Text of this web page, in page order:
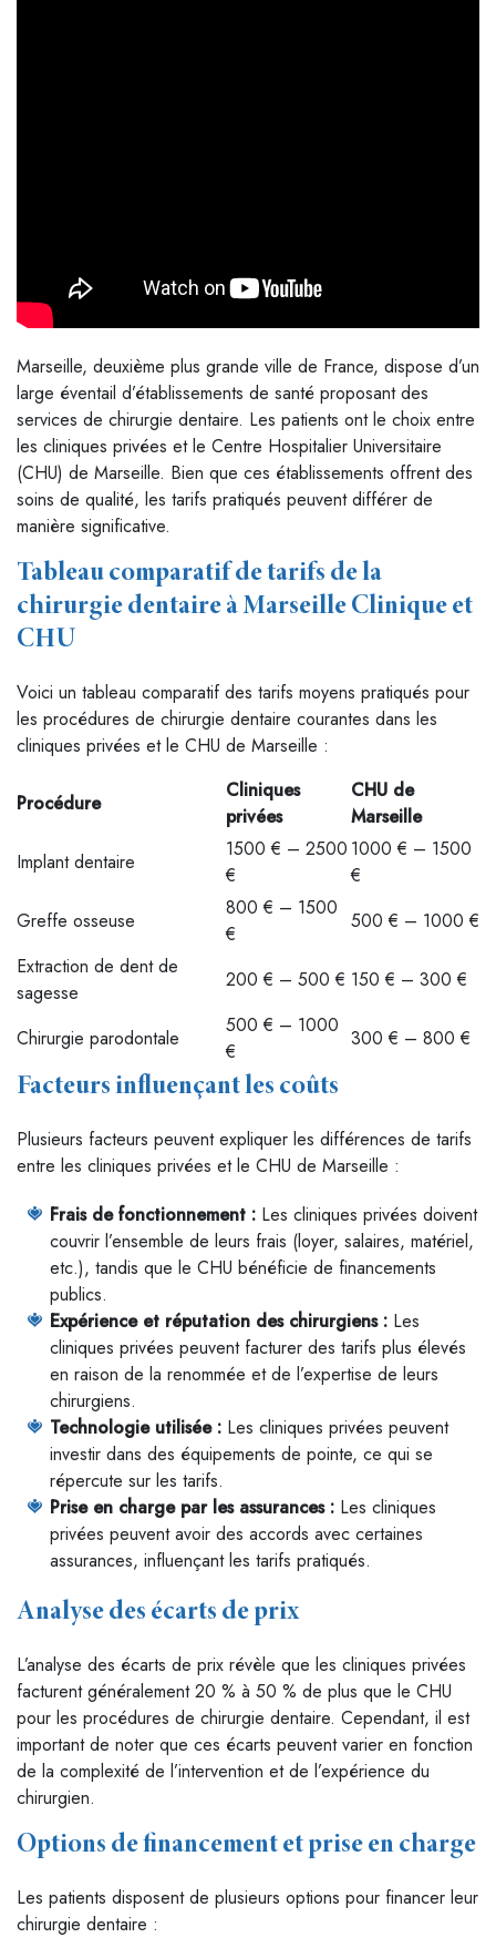
Marseille, deuxième plus grande ville de France, dispose d’un
large éventail d’établissements de santé proposant des
services de chirurgie dentaire. Les patients ont le choix entre
les cliniques privées et le Centre Hospitalier Universitaire
(CHU) de Marseille. Bien que ces établissements offrent des
soins de qualité, les tarifs pratiqués peuvent différer de
manière significative.
Tableau comparatif de tarifs de la
chirurgie dentaire à Marseille Clinique et
CHU
Voici un tableau comparatif des tarifs moyens pratiqués pour
les procédures de chirurgie dentaire courantes dans les
cliniques privées et le CHU de Marseille :
Procédure
Cliniques
privées
CHU de
Marseille
Implant dentaire
1500 € – 2500
€
1000 € – 1500
€
Greffe osseuse
800 € – 1500
€
500 € – 1000 €
Extraction de dent de
sagesse
200 € – 500 € 150 € – 300 €
Chirurgie parodontale
500 € – 1000
€
300 € – 800 €
Facteurs influençant les coûts
Plusieurs facteurs peuvent expliquer les différences de tarifs
entre les cliniques privées et le CHU de Marseille :
Frais de fonctionnement : Les cliniques privées doivent
couvrir l’ensemble de leurs frais (loyer, salaires, matériel,
etc.), tandis que le CHU bénéficie de financements
publics.
Expérience et réputation des chirurgiens : Les
cliniques privées peuvent facturer des tarifs plus élevés
en raison de la renommée et de l’expertise de leurs
chirurgiens.
Technologie utilisée : Les cliniques privées peuvent
investir dans des équipements de pointe, ce qui se
répercute sur les tarifs.
Prise en charge par les assurances : Les cliniques
privées peuvent avoir des accords avec certaines
assurances, influençant les tarifs pratiqués.
Analyse des écarts de prix
L’analyse des écarts de prix révèle que les cliniques privées
facturent généralement 20 % à 50 % de plus que le CHU
pour les procédures de chirurgie dentaire. Cependant, il est
important de noter que ces écarts peuvent varier en fonction
de la complexité de l’intervention et de l’expérience du
chirurgien.
Options de financement et prise en charge
Les patients disposent de plusieurs options pour financer leur
chirurgie dentaire :